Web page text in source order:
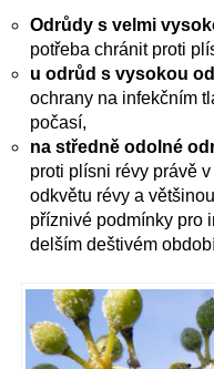
Odrůdy s velmi
potřeba chránit proti
u odrůd s vysokou
ochrany na infekčním
počasí,
na středně odolné
proti plísni révy právě
odkvětu révy a
příznivé podmínky pro
delším deštivém